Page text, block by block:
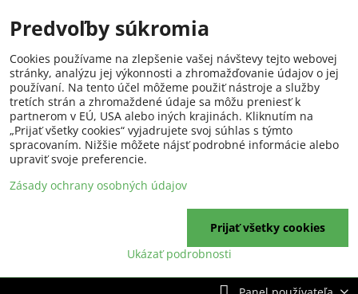
Predvoľby súkromia
Cookies používame na zlepšenie vašej návštevy tejto webovej
stránky, analýzu jej výkonnosti a zhromažďovanie údajov o jej
používaní. Na tento účel môžeme použiť nástroje a služby
tretích strán a zhromaždené údaje sa môžu preniesť k
partnerom v EÚ, USA alebo iných krajinách. Kliknutím na
„Prijať všetky cookies“ vyjadrujete svoj súhlas s týmto
spracovaním. Nižšie môžete nájsť podrobné informácie alebo
upraviť svoje preferencie.
Zásady ochrany osobných údajov
Ukázať podrobnosti
Prijať všetky cookies